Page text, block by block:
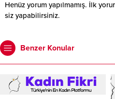
Henüz yorum yapılmamış. İlk
siz yapabilirsiniz.
Benzer Konular